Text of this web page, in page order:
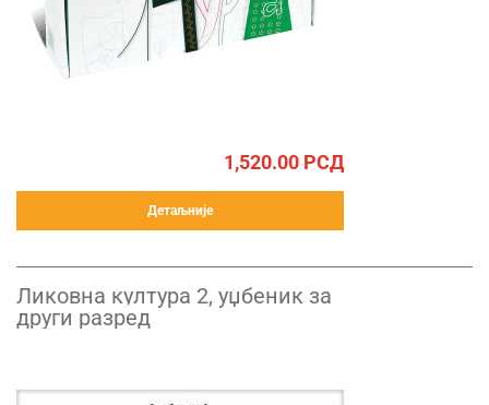
1,520.00 РСД
Детаљније
Ликовна култура 2, уџбеник за
други разред